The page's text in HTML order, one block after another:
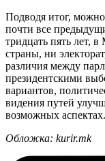
Подводя итог, можно
почти все
тридцать пять лет,
страны, ни
различия между
президентскими
вариантов,
видения путей
возможных аспектах.
Обложка: kurir.mk